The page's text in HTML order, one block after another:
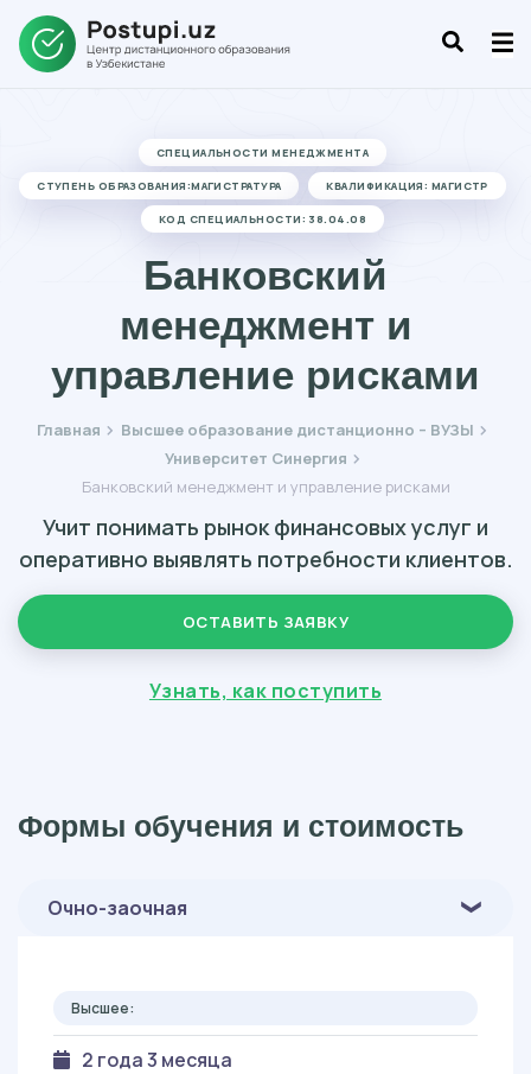
СПЕЦИАЛЬНОСТИ МЕНЕДЖМЕНТА
СТУПЕНЬ ОБРАЗОВАНИЯ:МАГИСТРАТУРА КВАЛИФИКАЦИЯ: МАГИСТР
КОД СПЕЦИАЛЬНОСТИ: 38.04.08
Банковский
менеджмент и
управление рисками
Главная
Высшее образование дистанционно – ВУЗЫ
Университет Синергия
Банковский менеджмент и управление рисками
Учит понимать рынок финансовых услуг и
оперативно выявлять потребности клиентов.
ОСТАВИТЬ ЗАЯВКУ
Узнать, как поступить
Формы обучения и стоимость
Очно-заочная
Высшее:
2 года 3 месяца